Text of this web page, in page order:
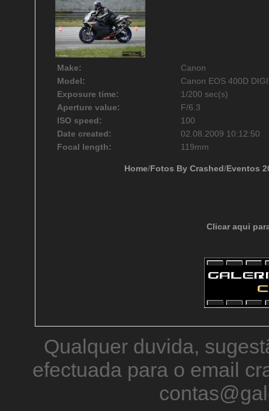
Make:
Canon
Model:
Canon EOS 400D
Exposure time:
1/200 sec(s)
Aperture value:
F/6.3
ISO speed:
100
Date created:
02.08.2009 10:12:50
Focal length:
119mm
Home/Fotos By Crashed/Eventos
Clicar aqui
Qualquer duvida,
efectuada para o email